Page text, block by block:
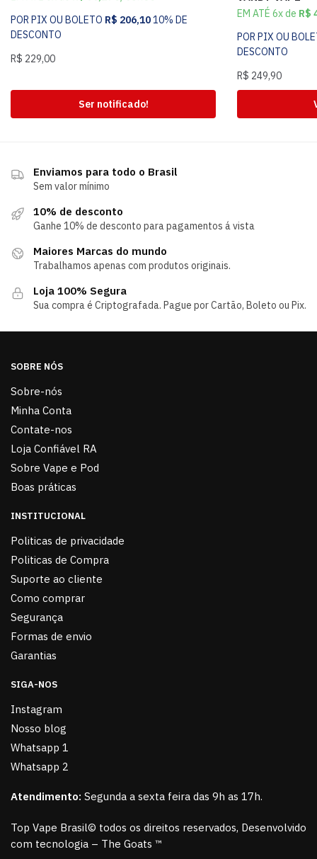
POR PIX OU BOLETO R$ 206,1010% DE
DESCONTO
R$ 229,00
Ser notificado!
EM ATÉ 6x de R$
POR PIX OU
DESCONTO
R$ 249,90
Enviamos para todo o Brasil
Sem valor mínimo
10% de desconto
Ganhe 10% de desconto para pagamentos á vista
Maiores Marcas do mundo
Trabalhamos apenas com produtos originais.
Loja 100% Segura
Sua compra é Criptografada. Pague por Cartão, Boleto ou Pix.
SOBRE NÓS
Sobre-nós
Minha Conta
Contate-nos
Loja Confiável RA
Sobre Vape e Pod
Boas práticas
INSTITUCIONAL
Politicas de privacidade
Politicas de Compra
Suporte ao cliente
Como comprar
Segurança
Formas de envio
Garantias
SIGA-NOS
Instagram
Nosso blog
Whatsapp 1
Whatsapp 2
Atendimento: Segunda a sexta feira das 9h as 17h.
Top Vape Brasil© todos os direitos reservados, Desenvolvido
com tecnologia – The Goats ™